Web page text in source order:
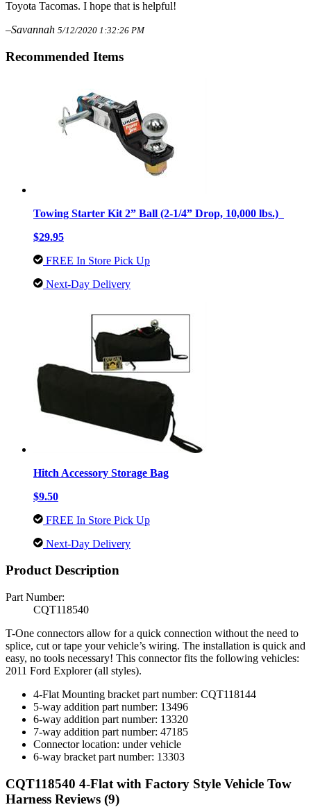
Toyota Tacomas. I hope that is helpful!
–Savannah 5/12/2020 1:32:26 PM
Recommended Items
Towing Starter Kit 2” Ball (2-1/4” Drop, 10,000 lbs.)
$29.95
FREE In Store Pick Up
Next-Day Delivery
Hitch Accessory Storage Bag
$9.50
FREE In Store Pick Up
Next-Day Delivery
Product Description
Part Number:
CQT118540
T-One connectors allow for a quick connection without the need to
splice, cut or tape your vehicle’s wiring. The installation is quick and
easy, no tools necessary! This connector fits the following vehicles:
2011 Ford Explorer (all styles).
4-Flat Mounting bracket part number: CQT118144
5-way addition part number: 13496
6-way addition part number: 13320
7-way addition part number: 47185
Connector location: under vehicle
6-way bracket part number: 13303
CQT118540 4-Flat with Factory Style Vehicle Tow
Harness Reviews (9)